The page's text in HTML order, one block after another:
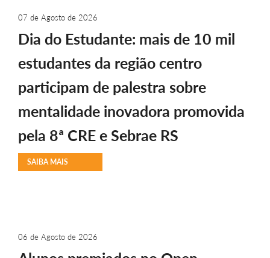
07 de Agosto de 2026
Dia do Estudante: mais de 10 mil
estudantes da região centro
participam de palestra sobre
mentalidade inovadora promovida
pela 8ª CRE e Sebrae RS
SAIBA MAIS
06 de Agosto de 2026